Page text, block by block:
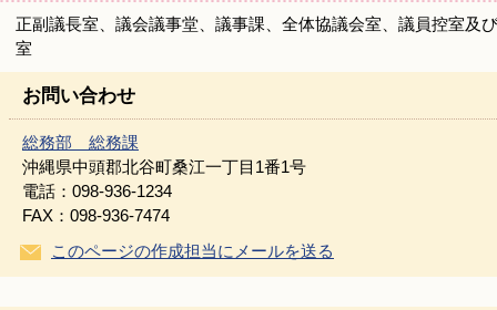
正副議長室、議会議事堂、議事課、全体協議会室、議員控室及
室
お問い合わせ
総務部 総務課
沖縄県中頭郡北谷町桑江一丁目1番1号
電話：098-936-1234
FAX：098-936-7474
このページの作成担当にメールを送る